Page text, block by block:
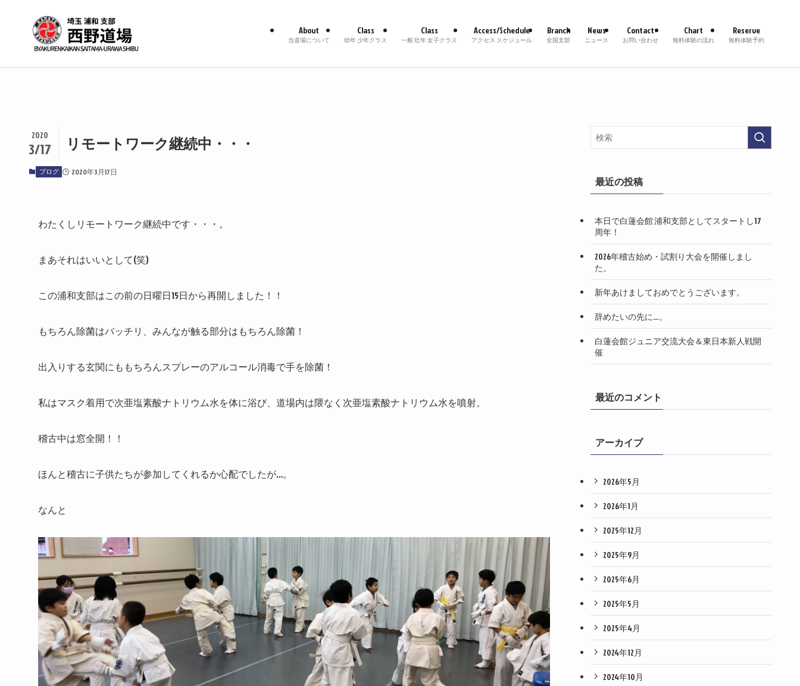
About
当道場について
Class
幼年 少年クラス
Class
一般 壮年 女子クラス
Access/Schedule
アクセス スケジュール
Branch
全国支部
News
ニュース
Contact
お問い合わせ
Chart
無料体験の流れ
Reserve
無料体験予約
リモートワーク継続中・・・
2020
3/17
ブログ 2020年3月17日
わたくしリモートワーク継続中です・・・。
まあそれはいいとして(笑)
この浦和支部はこの前の日曜日15日から再開しました！！
もちろん除菌はバッチリ、みんなが触る部分はもちろん除菌！
出入りする玄関にももちろんスプレーのアルコール消毒で手を除菌！
私はマスク着用で次亜塩素酸ナトリウム水を体に浴び、道場内は隈なく次亜塩素酸ナトリウム水を噴射。
稽古中は窓全開！！
ほんと稽古に子供たちが参加してくれるか心配でしたが…。
なんと
最近の投稿
本日で白蓮会館 浦和支部としてスタートし17
周年！
2026年稽古始め・試割り大会を開催しまし
た。
新年あけましておめでとうございます。
辞めたいの先に…。
白蓮会館ジュニア交流大会＆東日本新人戦開
催
最近のコメント
アーカイブ
2026年5月
2026年1月
2025年12月
2025年9月
2025年6月
2025年5月
2025年4月
2024年12月
2024年10月